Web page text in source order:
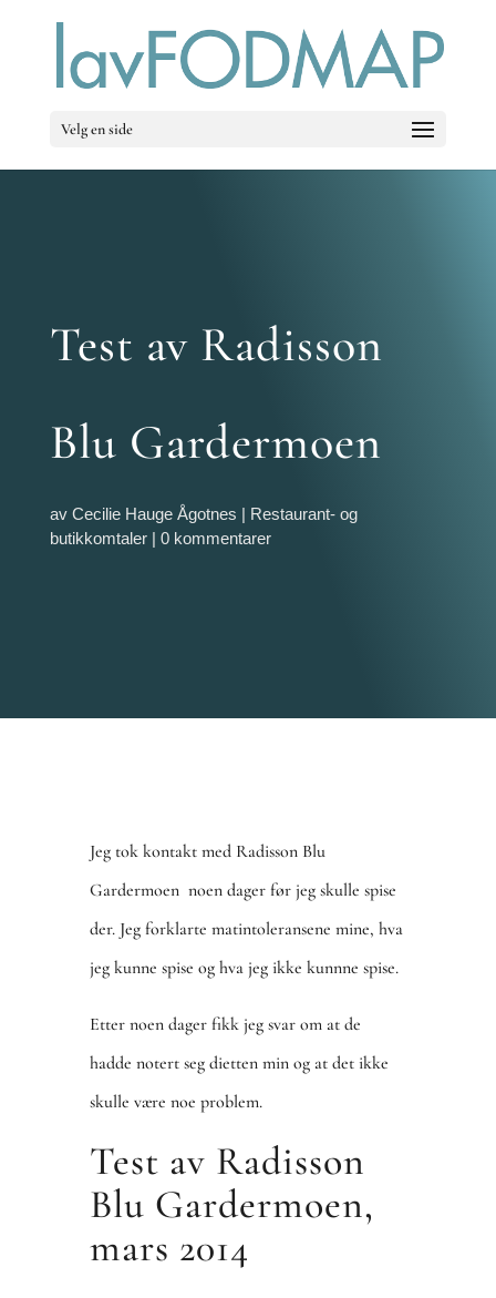
Velg en side
Test av Radisson
Blu Gardermoen
av Cecilie Hauge Ågotnes | Restaurant- og
butikkomtaler| 0 kommentarer
Jeg tok kontakt med Radisson Blu
Gardermoen noen dager før jeg skulle spise
der. Jeg forklarte matintoleransene mine, hva
jeg kunne spise og hva jeg ikke kunnne spise.
Etter noen dager fikk jeg svar om at de
hadde notert seg dietten min og at det ikke
skulle være noe problem.
Test av Radisson
Blu Gardermoen,
mars 2014